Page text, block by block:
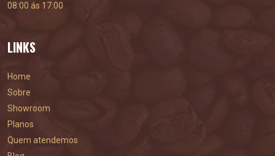
08:00 ás 17:00
LINKS
Home
Sobre
Showroom
Planos
Quem atendemos